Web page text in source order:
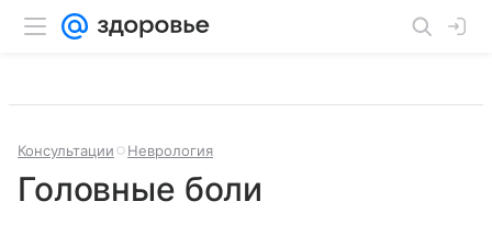
Консультации Неврология
Головные боли